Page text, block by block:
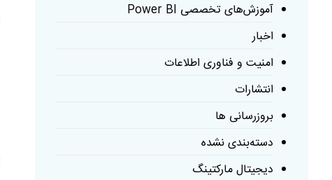
آموزش‌های تخصصی Power BI
اخبار
امنیت و فناوری اطلاعات
انتشارات
بروزرسانی ها
دسته‌بندی نشده
دیجیتال مارکتینگ